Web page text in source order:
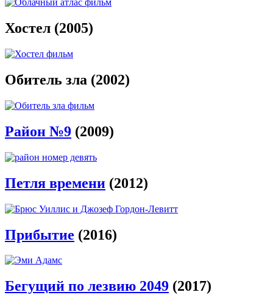
Хостел (2005)
Обитель зла (2002)
Район №9 (2009)
Петля времени (2012)
Прибытие (2016)
Бегущий по лезвию 2049 (2017)